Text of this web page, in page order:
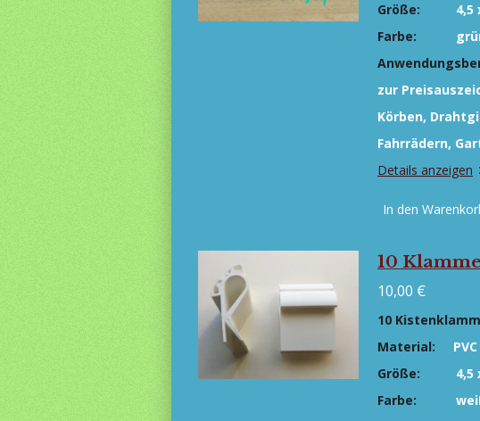
Größe:
4,5
Farbe:
zur
Körben,
Fahrrädern,
Details anzeigen
In den
10
10,00 €
10
Material: PVC
Größe: 4,5 x
Farbe: